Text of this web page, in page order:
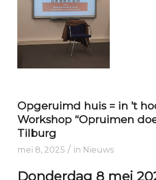
Opgeruimd huis = in ’t
Workshop “Opruimen
Tilburg
mei 8, 2025 / in Nieuws
Donderdag 8 mei